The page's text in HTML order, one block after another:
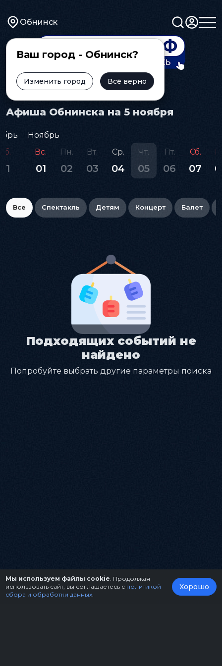
Обнинск
Ваш город - Обнинск?
Изменить город Всё верно
Главная Афиша
Афиша Обнинска на 5 ноября
31
Ноябрь
Вс.
01
Пн.
02
Вт.
03
Ср.
04
Чт.
05
Пт.
06
Сб.
07
Все Спектакль Детям Концерт Балет
Подходящих событий не
найдено
Попробуйте выбрать другие параметры поиска
Мы используем файлы cookie . Продолжая
использовать сайт, вы соглашаетесь с политикой
сбора и обработки данных
Хорошо